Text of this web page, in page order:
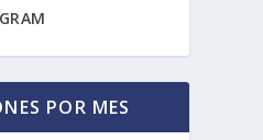
POR MES